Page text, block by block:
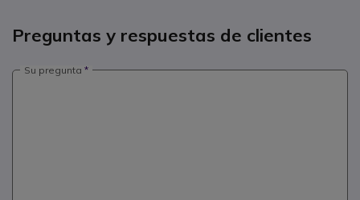
Preguntas y respuestas de clientes
Su pregunta